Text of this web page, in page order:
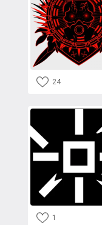
24
1